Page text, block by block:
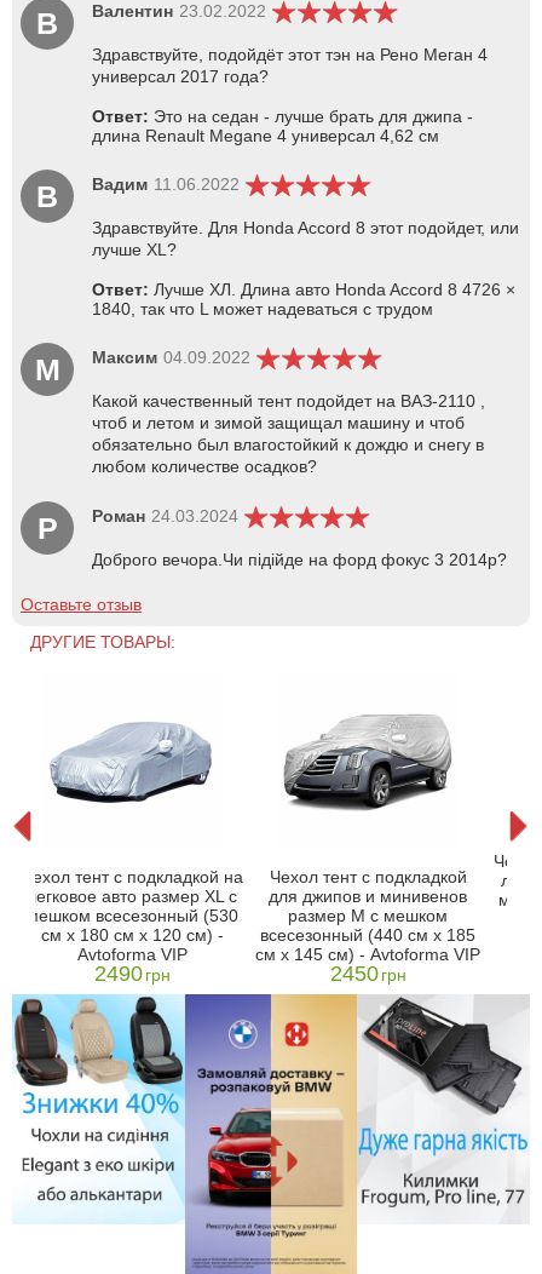
В Валентин 23.02.2022
Здравствуйте, подойдёт этот тэн на Рено Меган 4
универсал 2017 года?
Ответ: Это на седан - лучше брать для джипа -
длина Renault Megane 4 универсал 4,62 см
В Вадим 11.06.2022
Здравствуйте. Для Honda Accord 8 этот подойдет, или
лучше XL?
Ответ: Лучше ХЛ. Длина авто Honda Accord 8 4726 ×
1840, так что L может надеваться с трудом
М Максим 04.09.2022
Какой качественный тент подойдет на ВАЗ-2110 ,
чтоб и летом и зимой защищал машину и чтоб
обязательно был влагостойкий к дождю и снегу в
любом количестве осадков?
Р Роман 24.03.2024
Доброго вечора.Чи підійде на форд фокус 3 2014р?
Оставьте отзыв
ДРУГИЕ ТОВАРЫ:
Чехол тент с подкладкой на
легковое авто размер XL с
мешком всесезонный (530
см x 180 см x 120 см) -
Avtoforma VIP
2490 грн
Чехол тент с подкладкой
для джипов и минивенов
размер M с мешком
всесезонный (440 см x 185
см x 145 см) - Avtoforma VIP
2450 грн